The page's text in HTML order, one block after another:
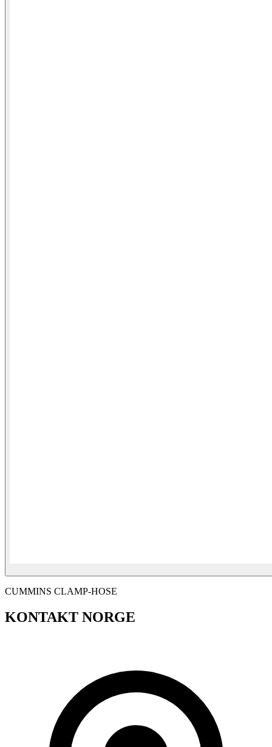
CUMMINS CLAMP-HOSE
KONTAKT NORGE